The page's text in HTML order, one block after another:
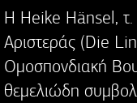
Η Heike Hänsel, τ.
Αριστεράς (Die
Ομοσπονδιακή
θεμελιώδη